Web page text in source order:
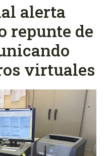
alerta
repunte de
virtuales